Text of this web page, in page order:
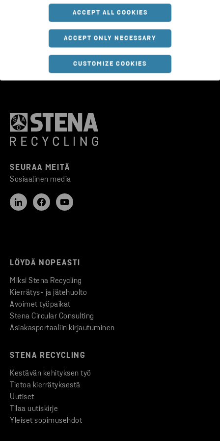
ACCEPT ALL COOKIES
ACCEPT ONLY NECESSARY
CUSTOMIZE COOKIES
SEURAA MEITÄ
Sosiaalinen media
LÖYDÄ NOPEASTI
Miksi Stena Recycling
Kierrätys- ja jätehuolto
Avoimet työpaikat
Stena Circular Consulting
Asiakasportaaliin kirjautuminen
STENA RECYCLING
Kestävän kehityksen työ
Tietoa kierrätyksestä
Uutiset
Tilaa uutiskirje
Yleiset sopimusehdot